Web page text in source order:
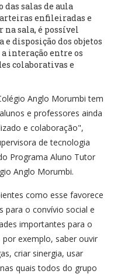
das salas de aula
enfileiradas e
na sala, é possível
e disposição dos objetos
interação entre os
colaborativas e
Anglo Morumbi tem
e professores ainda
e colaboração",
de tecnologia
Programa Aluno Tutor
Anglo Morumbi.
como esse favorece
para o convívio social e
importantes para o
exemplo, saber ouvir
criar sinergia, usar
quais todos do grupo